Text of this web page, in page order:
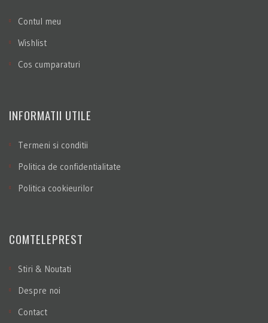
Contul meu
Wishlist
Cos cumparaturi
INFORMATII UTILE
Termeni si conditii
Politica de confidentialitate
Politica cookieurilor
COMTELEPREST
Stiri & Noutati
Despre noi
Contact